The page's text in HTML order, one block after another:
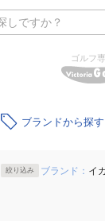
ゴルフ
ブランド
絞り込み ブランド： イ